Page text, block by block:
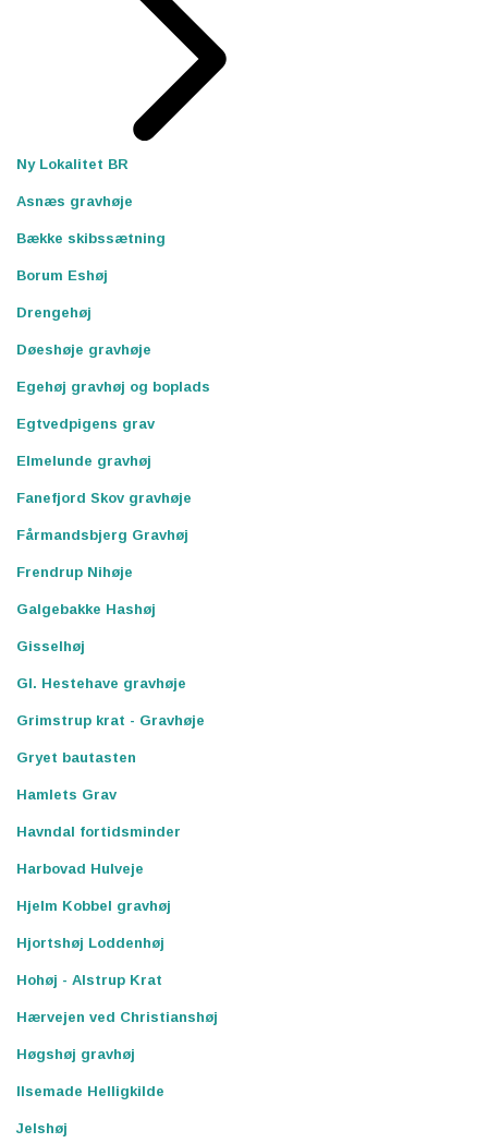
Ny Lokalitet BR
Asnæs gravhøje
Bække skibssætning
Borum Eshøj
Drengehøj
Døeshøje gravhøje
Egehøj gravhøj og boplads
Egtvedpigens grav
Elmelunde gravhøj
Fanefjord Skov gravhøje
Fårmandsbjerg Gravhøj
Frendrup Nihøje
Galgebakke Hashøj
Gisselhøj
Gl. Hestehave gravhøje
Grimstrup krat - Gravhøje
Gryet bautasten
Hamlets Grav
Havndal fortidsminder
Harbovad Hulveje
Hjelm Kobbel gravhøj
Hjortshøj Loddenhøj
Hohøj - Alstrup Krat
Hærvejen ved Christianshøj
Høgshøj gravhøj
Ilsemade Helligkilde
Jelshøj